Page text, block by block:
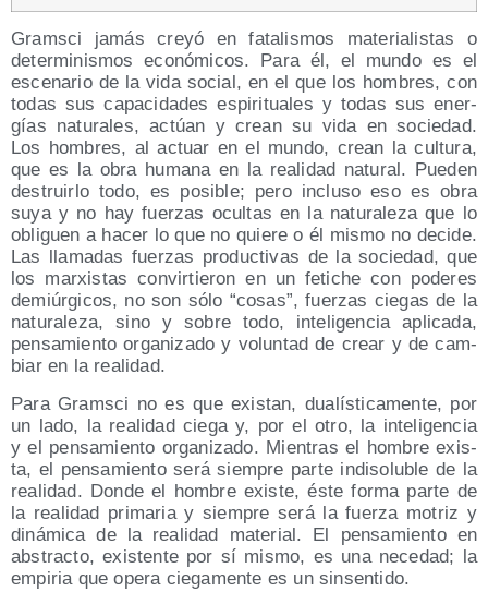
Grams­ci jamás cre­yó en fata­lis­mos mate­ria­lis­tas o
deter­mi­nis­mos eco­nó­mi­cos. Para él, el mun­do es el
esce­na­rio de la vida social, en el que los hom­bres, con
todas sus capa­ci­da­des espi­ri­tua­les y todas sus ener­
gías natu­ra­les, actúan y crean su vida en socie­dad.
Los hom­bres, al actuar en el mun­do, crean la cul­tu­ra,
que es la obra huma­na en la reali­dad natu­ral. Pue­den
des­truir­lo todo, es posi­ble; pero inclu­so eso es obra
suya y no hay fuer­zas ocul­tas en la natu­ra­le­za que lo
obli­guen a hacer lo que no quie­re o él mis­mo no deci­de.
Las lla­ma­das fuer­zas pro­duc­ti­vas de la socie­dad, que
los mar­xis­tas con­vir­tie­ron en un feti­che con pode­res
demiúr­gi­cos, no son sólo “cosas”, fuer­zas cie­gas de la
natu­ra­le­za, sino y sobre todo, inte­li­gen­cia apli­ca­da,
pen­sa­mien­to orga­ni­za­do y volun­tad de crear y de cam­
biar en la realidad.
Para Grams­ci no es que exis­tan, dua­lís­ti­ca­men­te, por
un lado, la reali­dad cie­ga y, por el otro, la inte­li­gen­cia
y el pen­sa­mien­to orga­ni­za­do. Mien­tras el hom­bre exis­
ta, el pen­sa­mien­to será siem­pre par­te indi­so­lu­ble de la
reali­dad. Don­de el hom­bre exis­te, éste for­ma par­te de
la reali­dad pri­ma­ria y siem­pre será la fuer­za motriz y
diná­mi­ca de la reali­dad mate­rial. El pen­sa­mien­to en
abs­trac­to, exis­ten­te por sí mis­mo, es una nece­dad; la
empi­ria que ope­ra cie­ga­men­te es un sinsentido.